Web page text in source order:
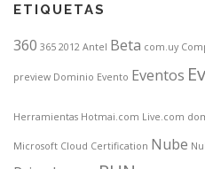
ETIQUETAS
360 365 2012 Antel Beta com.uy
preview Dominio Evento Eventos
Herramientas Hotmai.com Live.com
Microsoft Cloud Certification Nube